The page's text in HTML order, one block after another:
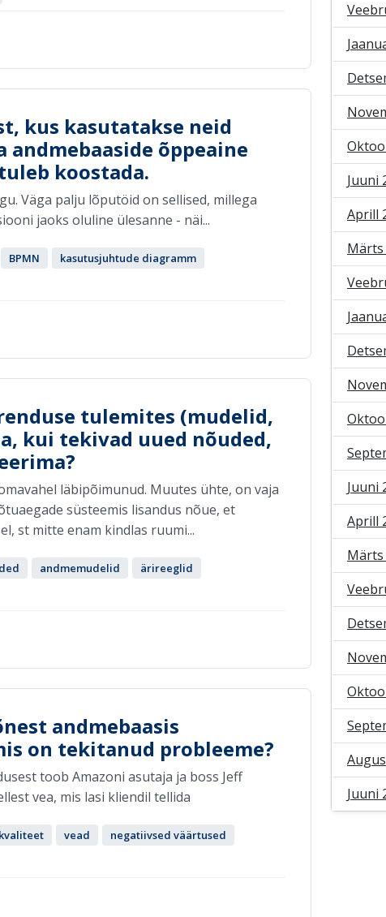
kus kasutatakse neid
andmebaaside õppeaine
koostada.
Väga palju lõputöid on sellised, millega
jaoks oluline ülesanne - näi...
BPMN
kasutusjuhtude diagramm
tulemites (mudelid,
kui tekivad uued nõuded,
läbipõimunud. Muutes ühte, on vaja
süsteemis lisandus nõue, et
st mitte enam kindlas ruumi...
andmemudelid
ärireeglid
andmebaasis
on tekitanud probleeme?
toob Amazoni asutaja ja boss Jeff
vea, mis lasi kliendil tellida
vead
negatiivsed väärtused
Juuni
Aprill
Märts
Juuni
Aprill
Märts
Juuni